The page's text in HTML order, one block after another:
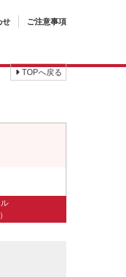
せ ご注意事項
TOPへ戻る